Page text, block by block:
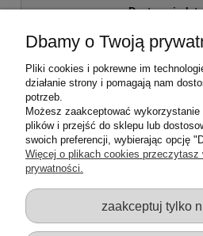
Dostawa i
Moje konto
Regulamin
Zwroty i
Dbamy o Twoją
Pliki cookies i pokrewne im
działanie strony i pomagają nam
potrzeb.
Możesz zaakceptować
plików i przejść do sklepu lub
swoich preferencji, wybierając opcję
Więcej o plikach cookies przeczytasz
prywatności.
zaakceptuj tylko